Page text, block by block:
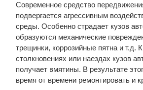
Современное средство
подвергается агрессивным
среды. Особенно страдает кузов
образуются механические
трещинки, коррозийные пятна и т.д.
столкновениях или наездах кузов
получает вмятины. В результате
время от времени ремонтировать и